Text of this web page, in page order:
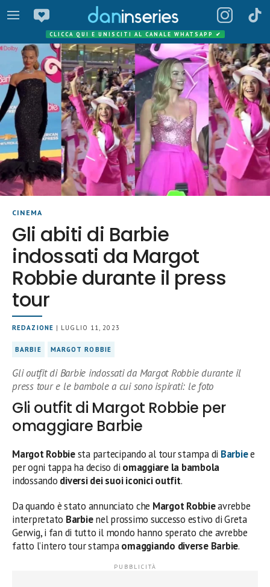
CLICCA QUI E UNISCITI AL CANALE WHATSAPP ✔
CINEMA
Gli abiti di Barbie
indossati da Margot
Robbie durante il press
tour
REDAZIONE | LUGLIO 11, 2023
BARBIE MARGOT ROBBIE
Gli outfit di Barbie indossati da Margot Robbie durante il
press tour e le bambole a cui sono ispirati: le foto
Gli outfit di Margot Robbie per
omaggiare Barbie
Margot Robbiesta partecipando al tour stampa di Barbiee
per ogni tappa ha deciso di omaggiare la bambola
indossando diversi dei suoi iconici outfit.
Da quando è stato annunciato che Margot Robbieavrebbe
interpretato Barbienel prossimo successo estivo di Greta
Gerwig, i fan di tutto il mondo hanno sperato che avrebbe
fatto l’intero tour stampaomaggiando diverse Barbie.